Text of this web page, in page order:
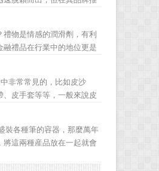
品企業走入了幾大誤區而
誤區有： 誤區一：不清
品企業在推廣品牌之前，
物是情感的潤滑劑，有利
禮品在行業中的地位更是
的象徵，又是企業地位的
物的永恆意義是語言難以
能省禮物，再窮也不能窮
非常常見的，比如皮沙
皮手套等等，一般來說皮
度，所以深受消費者的青
麵就一起來了解一下吧!
易·威登(LV) 創立於
裝各種筆的容器，那麼萬年
將這兩種産品放在一起就會
美觀大方，他是採用皮